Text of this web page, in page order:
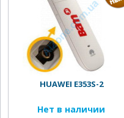
HUAWEI E353S-2
Нет в наличии